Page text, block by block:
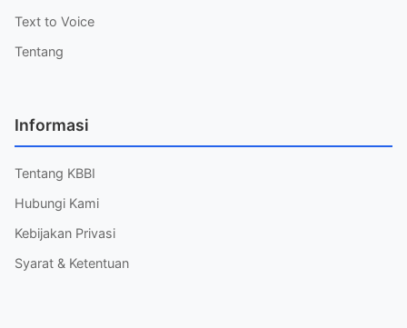
Text to Voice
Tentang
Informasi
Tentang KBBI
Hubungi Kami
Kebijakan Privasi
Syarat & Ketentuan